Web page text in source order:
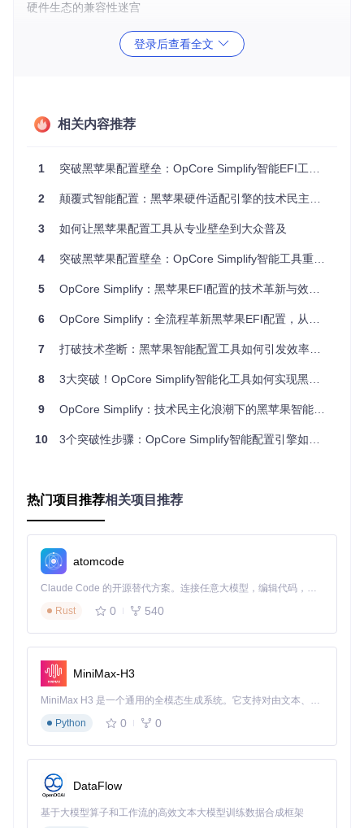
硬件生态的兼容性迷宫
macOS系统内核对硬件的支持呈现明显的"白名单"特性，这与
PC硬件市场的多样性形成尖锐对比。以处理器为例，Intel芯片
OpenCore配置文件（config.plist）包含超过200个可配置项，
这些参数之间存在复杂的依赖关系，一个参数的修改可能引发
属性、内核扩展加载顺序和安全策略例外。
系统迭代的兼容性断层
苹果公司每年发布的macOS新版本都会带来底层架构变化，
这对黑苹果社区构成持续挑战。从HFS+到APFS的文件系统转
换，从32位到64位内核的迁移，再到最近的T2安全芯片模拟
需求，每一次系统迭代都可能使上一代的配置方案失效。
关键提示：黑苹果配置的本质是在非苹果硬件上模拟苹果
题时，从硬件-驱动-内核交互的角度分析根本原因，而非简
解析OpCore Simplify的技术价值
于"一键解决所有问题"，而在于建立了一套系统化的配置决策
框架，帮助用户避开常见陷阱，聚焦真正需要手动干预的复杂
场景。
硬件识别引擎的工作原理
工具内置的硬件检测模块采用分层识别策略：首先通过系统接
口获取硬件ID信息，然后与内置的兼容性数据库进行匹配，最
后生成硬件兼容性报告。这个过程类似于医生的诊断流程——
最后给出诊断意见（兼容性报告）。
硬件识别流程
系统信息采集：通过底层API获取CPU、主板、显卡等核
心硬件的ID和规格参数
兼容性数据库匹配：将采集到的硬件ID与内置数据库进行
兼容性评级：根据匹配结果对各硬件组件进行兼容性评级
（原生支持/需要补丁/不支持）
报告生成：汇总分析结果，提供兼容性结论和配置建议
登录后查看全文
相关内容推荐
1 突破黑苹果配置壁垒：OpCore Simplify智能EFI工具如何实现技术民主化
2 颠覆式智能配置：黑苹果硬件适配引擎的技术民主化革命
3 如何让黑苹果配置工具从专业壁垒到大众普及
4 突破黑苹果配置壁垒：OpCore Simplify智能工具重构EFI创建流程
5 OpCore Simplify：黑苹果EFI配置的技术革新与效率突破
6 OpCore Simplify：全流程革新黑苹果EFI配置，从硬件识别到效能验证的智能突破
7 打破技术垄断：黑苹果智能配置工具如何引发效率革命
8 3大突破！OpCore Simplify智能化工具如何实现黑苹果配置效率革命
9 OpCore Simplify：技术民主化浪潮下的黑苹果智能配置解决方案
10 3个突破性步骤：OpCore Simplify智能配置引擎如何让零基础用户实现黑苹果自动化部署
热门项目推荐相关项目推荐
atomcode
Claude Code 的开源替代方案。连接任意大模型，编辑代码，运行命令，自动验证 — 全自动执行。用 Rust 构建，极致性能。 ｜ An open-source alternative to Claude Code. Connect any LLM, edit code, run commands, and verify changes — autonomously. Built in Rust for speed. Get Started
Rust
0 540
MiniMax-H3
MiniMax H3 是一个通用的全模态生成系统。它支持对由文本、图像、视频和音频组成的多模态上下文进行统一理解，并能生成分辨率高达 2K、时长可达 15 秒的带原生立体声音频的视频。得益于面向任务泛化的系统设计，H3 在预训练阶段就已具备广泛的多模态上下文理解与生成能力，能够出色地执行复杂的多模态指令。
Python
0 0
DataFlow
基于大模型算子和工作流的高效文本大模型训练数据合成框架